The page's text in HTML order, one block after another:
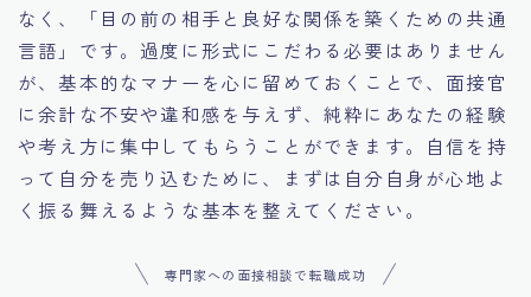
なく、「目の前の相手と良好な関係を築くための共通
言語」です。過度に形式にこだわる必要はありません
が、基本的なマナーを心に留めておくことで、面接官
に余計な不安や違和感を与えず、純粋にあなたの経験
や考え方に集中してもらうことができます。自信を持
って自分を売り込むために、まずは自分自身が心地よ
く振る舞えるような基本を整えてください。
専門家への面接相談で転職成功